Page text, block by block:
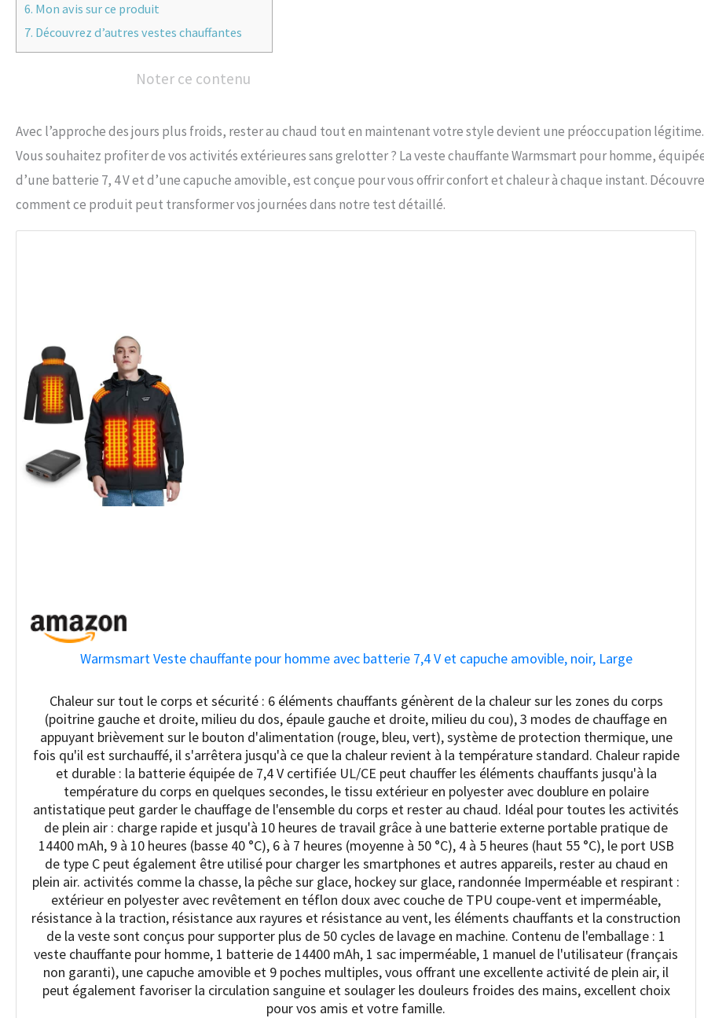
6. Mon avis sur ce produit
7. Découvrez d’autres vestes chauffantes
Noter ce contenu
Avec l’approche des jours plus froids, rester au chaud tout en maintenant votre style devient une préoccupation légitime.
Vous souhaitez profiter de vos activités extérieures sans grelotter ? La veste chauffante Warmsmart pour homme,
d’une batterie 7, 4 V et d’une capuche amovible, est conçue pour vous offrir confort et chaleur à chaque instant.
comment ce produit peut transformer vos journées dans notre test détaillé.
Warmsmart Veste chauffante pour homme avec batterie 7,4 V et capuche amovible, noir, Large
Chaleur sur tout le corps et sécurité : 6 éléments chauffants génèrent de la chaleur sur les zones du corps
(poitrine gauche et droite, milieu du dos, épaule gauche et droite, milieu du cou), 3 modes de chauffage en
appuyant brièvement sur le bouton d'alimentation (rouge, bleu, vert), système de protection thermique, une
fois qu'il est surchauffé, il s'arrêtera jusqu'à ce que la chaleur revient à la température standard. Chaleur rapide
et durable : la batterie équipée de 7,4 V certifiée UL/CE peut chauffer les éléments chauffants jusqu'à la
température du corps en quelques secondes, le tissu extérieur en polyester avec doublure en polaire
antistatique peut garder le chauffage de l'ensemble du corps et rester au chaud. Idéal pour toutes les activités
de plein air : charge rapide et jusqu'à 10 heures de travail grâce à une batterie externe portable pratique de
14400 mAh, 9 à 10 heures (basse 40 °C), 6 à 7 heures (moyenne à 50 °C), 4 à 5 heures (haut 55 °C), le port USB
de type C peut également être utilisé pour charger les smartphones et autres appareils, rester au chaud en
plein air. activités comme la chasse, la pêche sur glace, hockey sur glace, randonnée Imperméable et respirant :
extérieur en polyester avec revêtement en téflon doux avec couche de TPU coupe-vent et imperméable,
résistance à la traction, résistance aux rayures et résistance au vent, les éléments chauffants et la construction
de la veste sont conçus pour supporter plus de 50 cycles de lavage en machine. Contenu de l'emballage : 1
veste chauffante pour homme, 1 batterie de 14400 mAh, 1 sac imperméable, 1 manuel de l'utilisateur (français
non garanti), une capuche amovible et 9 poches multiples, vous offrant une excellente activité de plein air, il
peut également favoriser la circulation sanguine et soulager les douleurs froides des mains, excellent choix
pour vos amis et votre famille.